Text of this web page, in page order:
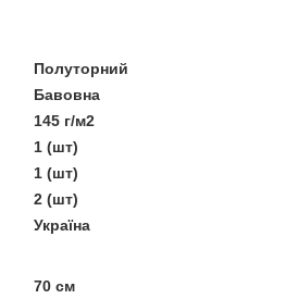
Полуторний
Бавовна
145 г/м2
1 (шт)
1 (шт)
2 (шт)
Україна
70 см